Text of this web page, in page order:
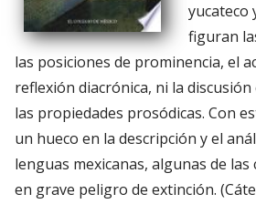
yucateco
figuran
las posiciones de prominencia, el
reflexión diacrónica, ni la
las propiedades prosódicas. Con
un hueco en la descripción y el
lenguas mexicanas, algunas de
en grave peligro de extinción.